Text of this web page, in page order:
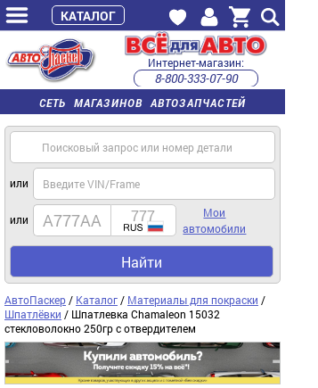
СЕТЬ МАГАЗИНОВ АВТОЗАПЧАСТЕЙ
Интернет-магазин:
8-800-333-07-90
часы работы с 9:00 до 22:00 (пн-пт)
или
или
Мои
автомобили
Найти
АвтоПаскер / Каталог / Материалы для покраски /
Шпатлёвки / Шпатлевка Chamaleon 15032
стекловолокно 250гр с отвердителем
КАТАЛОГ